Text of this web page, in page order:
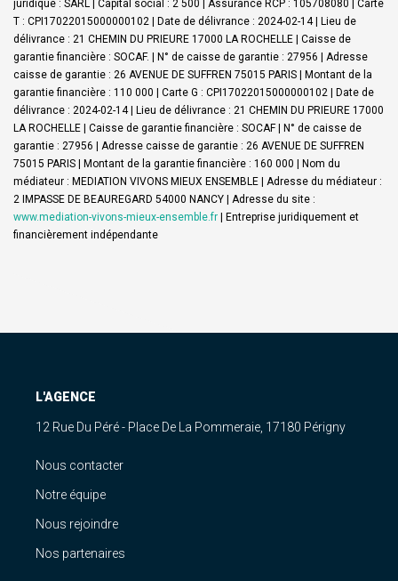
juridique : SARL | Capital social : 2 500 | Assurance RCP : 105708080 | Carte
T : CPI17022015000000102 | Date de délivrance : 2024-02-14 | Lieu de
délivrance : 21 CHEMIN DU PRIEURE 17000 LA ROCHELLE | Caisse de
garantie financière : SOCAF. | N° de caisse de garantie : 27956 | Adresse
caisse de garantie : 26 AVENUE DE SUFFREN 75015 PARIS | Montant de la
garantie financière : 110 000 | Carte G : CPI17022015000000102 | Date de
délivrance : 2024-02-14 | Lieu de délivrance : 21 CHEMIN DU PRIEURE 17000
LA ROCHELLE | Caisse de garantie financière : SOCAF | N° de caisse de
garantie : 27956 | Adresse caisse de garantie : 26 AVENUE DE SUFFREN
75015 PARIS | Montant de la garantie financière : 160 000 | Nom du
médiateur : MEDIATION VIVONS MIEUX ENSEMBLE | Adresse du médiateur :
2 IMPASSE DE BEAUREGARD 54000 NANCY | Adresse du site :
www.mediation-vivons-mieux-ensemble.fr | Entreprise juridiquement et
financièrement indépendante
L'AGENCE
12 Rue Du Péré - Place De La Pommeraie, 17180 Périgny
Nous contacter
Notre équipe
Nous rejoindre
Nos partenaires